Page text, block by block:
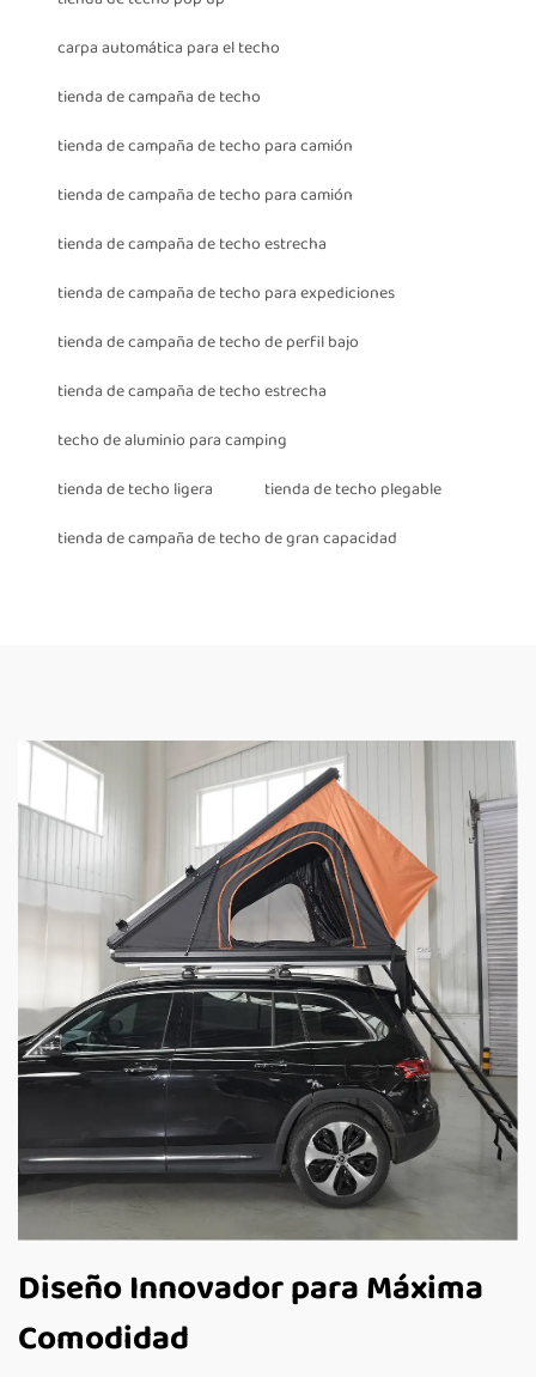
carpa automática para el techo
tienda de campaña de techo
tienda de campaña de techo para camión
tienda de campaña de techo para camión
tienda de campaña de techo estrecha
tienda de campaña de techo para expediciones
tienda de campaña de techo de perfil bajo
tienda de campaña de techo estrecha
techo de aluminio para camping
tienda de techo ligera
tienda de techo plegable
tienda de campaña de techo de gran capacidad
Diseño Innovador para Máxima
Comodidad